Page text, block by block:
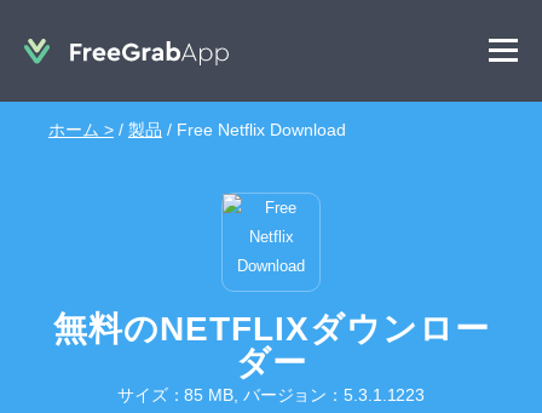
ホーム > / 製品 / Free Netflix Download
無料のNETFLIXダウンロー
ダー
サイズ：85 MB, バージョン：5.3.1.1223